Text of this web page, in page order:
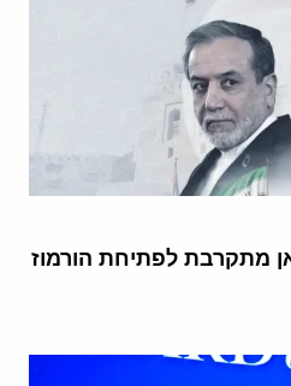
מתקרבת לפתיחת הורמוז